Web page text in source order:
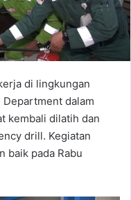
di lingkungan
Department dalam
kembali dilatih dan
drill. Kegiatan
baik pada Rabu